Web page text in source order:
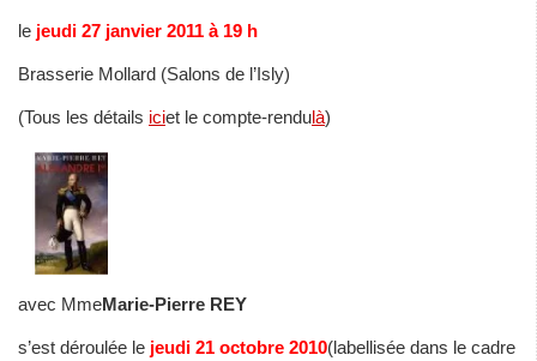
le jeudi 27 janvier 2011 à 19 h
Brasserie Mollard (Salons de l’Isly)
(Tous les détails iciet le compte-rendulà)
avec MmeMarie-Pierre REY
s’est déroulée le jeudi 21 octobre 2010(labellisée dans le cadre